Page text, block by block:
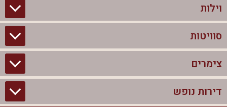
וילות
וילות בצפון
וילות להשכרה
סוויטות
סוויטות בצפון
צימרים לזוגות עם בריכה פרטית
צימרים
צימרים בצפון
דירות נופש